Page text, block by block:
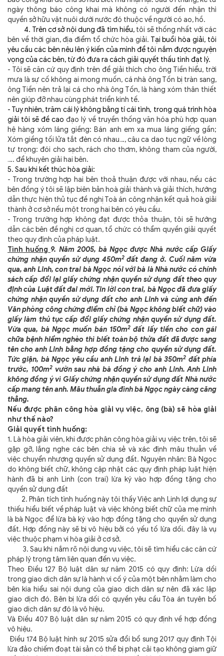
ngày thông báo công khai mà không có người đến nhận thì
quyền sở hữu vật nuôi dưới nước đó thuộc về người có ao, hồ.
4. Trên cơ sở nội dung đã tìm hiểu, tôi sẽ thống nhất với các
bên về thời gian, địa điểm tổ chức hòa giải. Tại buổi hòa giải, tôi
yêu cầu các bên nêu lên ý kiến của mình để tôi nắm được nguyện
vọng của các bên, từ đó đưa ra cách giải quyết thấu tình đạt lý.
- Tôi sẽ căn cứ quy định trên để giải thích cho ông Tiền hiểu, trời
mưa là sự cố không ai mong muốn, cá nhà ông Tốn bị tràn sang,
ông Tiền nên trả lại cá cho nhà ông Tốn, là hàng xóm thân thiết
nên giúp đỡ nhau cùng phát triển kinh tế.
- Tuy nhiên, trăm cái lý không bằng tí cái tình, trong quá trình hòa
giải tôi sẽ đề caođạo lý về truyền thống văn hóa phù hợp quan
hệ hàng xóm láng giềng: Bán anh em xa mua láng giếng gần;
Xóm giềng tối lửa tắt đèn có nhau…, câu ca dao tục ngữ về lòng
tự trọng: đói cho sạch, rách cho thơm, không tham của người,
…. để khuyên giải hai bên.
5. Sau khi kết thúc hòa giải:
- Trong trường hợp hai bên thoả thuận được với nhau, nếu các
bên đồng ý tôi sẽ lập biên bản hoà giải thành và giải thích, hướng
dẫn thực hiện thủ tục đề nghị Toà án công nhận kết quả hoà giải
thành ở cơ sở nếu một trong hai bên có yêu cầu.
- Trong trường hợp không đạt được thỏa thuận, tôi sẽ hướng
dẫn các bên đề nghị cơ quan, tổ chức có thẩm quyền giải quyết
theo quy định của pháp luật.
Tình huống 9. Năm 2005, bà Ngọc được Nhà nước cấp Giấy
chứng nhận quyền sử dụng 450m2đất đang ở. Cuối năm vừa
qua, anh Linh, con trai bà Ngọc nói với bà là Nhà nước có chính
sách cấp đổi lại giấy chứng nhận quyền sử dụng đất theo quy
định của Luật đất đai mới. Tin lời con trai, bà Ngọc đã đưa giấy
chứng nhận quyền sử dụng đất cho anh Linh và cùng anh đến
Văn phòng công chứng điểm chỉ (bà Ngọc không biết chữ) vào
giấy làm thủ tục cấp đổi giấy chứng nhận quyền sử dụng đất.
Vừa qua, bà Ngọc muốn bán 150m2 đất lấy tiền cho con gái
chữa bệnh hiểm nghèo thì biết toàn bộ thửa đất đã được sang
tên cho anh Linh bằng hợp đồng tặng cho quyền sử dụng đất.
Tức giận, bà Ngọc yêu cầu anh Linh trả lại bà 350m2 đất phía
trước, 100m2vườn sau nhà bà đồng ý cho anh Linh. Anh Linh
không đồng ý vì Giấy chứng nhận quyền sử dụng đất Nhà nước
cấp mang tên anh. Mâu thuẫn gia đình bà Ngọc ngày càng căng
thẳng.
Nếu được phân công hòa giải vụ việc, ông (bà) sẽ hòa giải
như thế nào?
Giải quyết tình huống:
1. Là hòa giải viên, khi được phân công hòa giải vụ việc trên, tôi sẽ
gặp gỡ, lắng nghe các bên chia sẻ và xác định mâu thuẫn về
việc chuyển nhượng quyền sử dụng đất. Nguyên nhân: Bà Ngọc
do không biết chữ, không cập nhật các quy định pháp luật hiện
hành đã bị anh Linh (con trai) lừa ký vào hợp đồng tặng cho
quyền sử dụng đất
2. Phân tích tình huống này tôi thấyViệc anh Linh lợi dụng sự
thiếu hiểu biết về pháp luật và việc không biết chữ của mẹ mình
là bà Ngọc để lừa bà ký vào hợp đồng tặng cho quyền sử dụng
đất. Hợp đồng này sẽ bị vô hiệu bởi có yếu tố lừa dối.đây là vụ
việc thuộc phạm vi hòa giải ở cơ sở.
3. Sau khi nắm rõ nội dung vụ việc, tôi sẽ tìm hiểu các căn cứ
pháp lý trọng tâm liên quan đến vụ việc.
Theo Điều 127 Bộ luật dân sự năm 2015 có quy định: Lừa dối
trong giao dịch dân sự là hành vi cố ý của một bên nhằm làm cho
bên kia hiểu sai nội dung của giao dịch dân sự nên đã xác lập
giao dịch đó. Bên bị lừa dối có quyền yêu cầu Tòa án tuyên bố
giao dịch dân sự đó là vô hiệu.
Và Điều 407 Bộ luật dân sự năm 2015 có quy định về hợp đồng
vô hiệu.
Điều 174 Bộ luật hình sự 2015 sửa đổi bổ sung 2017 quy định Tội
lừa đảo chiếm đoạt tài sản có thể bị phạt cải tạo không giam giữ